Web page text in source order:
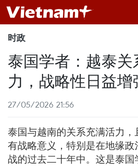
时政
泰国学者：越泰关
力，战略性日益增
27/05/2026 21:56
泰国与越南的关系充满活力
有战略意义，特别是在地缘
战的过去二十年中。这是泰国